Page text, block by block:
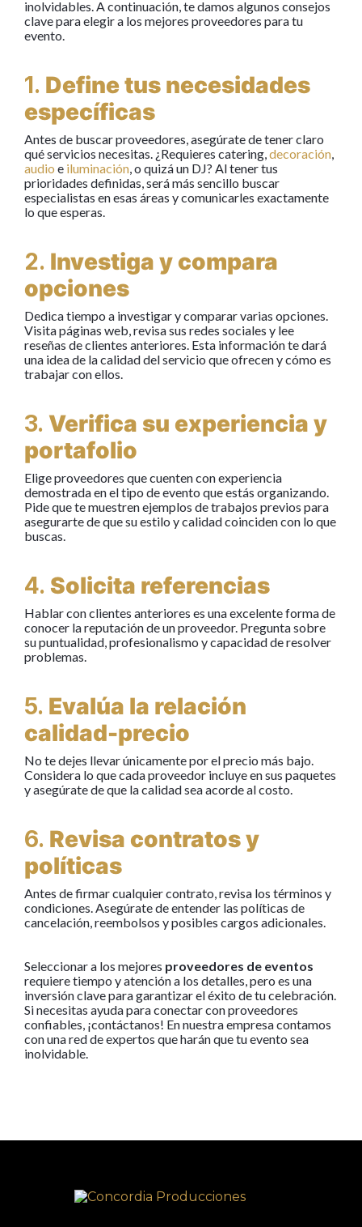
inolvidables. A continuación, te damos algunos consejos
clave para elegir a los mejores proveedores para tu
evento.
1. Define tus necesidades
específicas
Antes de buscar proveedores, asegúrate de tener claro
qué servicios necesitas. ¿Requieres catering,decoración,
audio e iluminación, o quizá un DJ? Al tener tus
prioridades definidas, será más sencillo buscar
especialistas en esas áreas y comunicarles exactamente
lo que esperas.
2. Investiga y compara
opciones
Dedica tiempo a investigar y comparar varias opciones.
Visita páginas web, revisa sus redes sociales y lee
reseñas de clientes anteriores. Esta información te dará
una idea de la calidad del servicio que ofrecen y cómo es
trabajar con ellos.
3. Verifica su experiencia y
portafolio
Elige proveedores que cuenten con experiencia
demostrada en el tipo de evento que estás organizando.
Pide que te muestren ejemplos de trabajos previos para
asegurarte de que su estilo y calidad coinciden con lo que
buscas.
4. Solicita referencias
Hablar con clientes anteriores es una excelente forma de
conocer la reputación de un proveedor. Pregunta sobre
su puntualidad, profesionalismo y capacidad de resolver
problemas.
5. Evalúa la relación
calidad-precio
No te dejes llevar únicamente por el precio más bajo.
Considera lo que cada proveedor incluye en sus paquetes
y asegúrate de que la calidad sea acorde al costo.
6. Revisa contratos y
políticas
Antes de firmar cualquier contrato, revisa los términos y
condiciones. Asegúrate de entender las políticas de
cancelación, reembolsos y posibles cargos adicionales.
Seleccionar a los mejores proveedores de eventos
requiere tiempo y atención a los detalles, pero es una
inversión clave para garantizar el éxito de tu celebración.
Si necesitas ayuda para conectar con proveedores
confiables, ¡contáctanos! En nuestra empresa contamos
con una red de expertos que harán que tu evento sea
inolvidable.